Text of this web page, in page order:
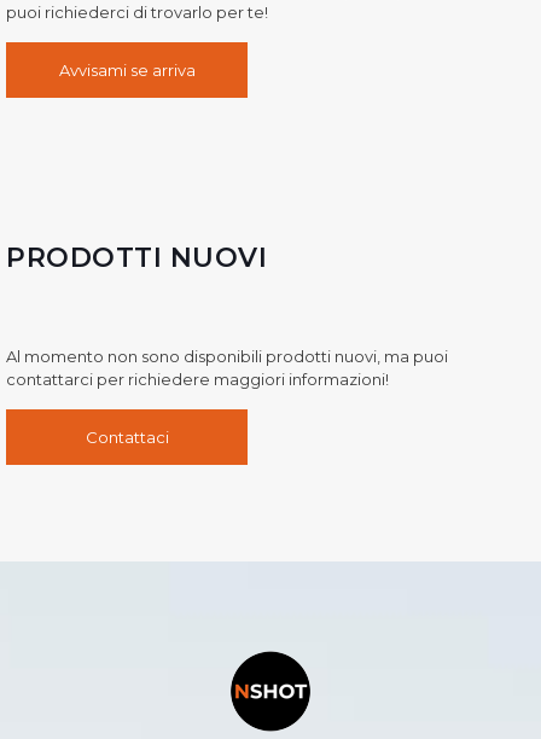
puoi richiederci di trovarlo per te!
Avvisami se arriva
PRODOTTI NUOVI
Al momento non sono disponibili prodotti nuovi, ma puoi
contattarci per richiedere maggiori informazioni!
Contattaci